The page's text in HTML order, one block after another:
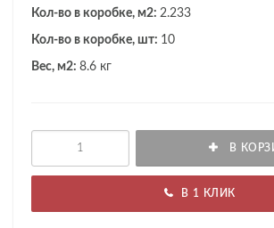
Кол-во в коробке, м2: 2.233
Кол-во в коробке, шт: 10
Вес, м2: 8.6 кг
В
В 1 КЛИК